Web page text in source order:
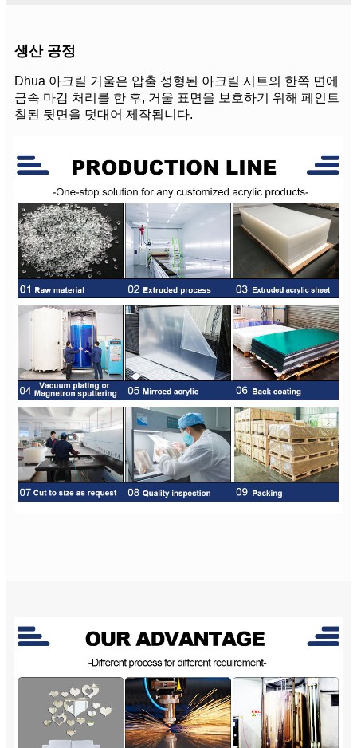
생산 공정
Dhua 아크릴 거울은 압출 성형된 아크릴 시트의 한쪽 면에
금속 마감 처리를 한 후, 거울 표면을 보호하기 위해 페인트
칠된 뒷면을 덧대어 제작됩니다.